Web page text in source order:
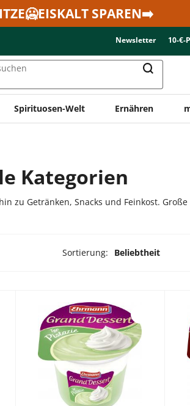
SPAREN➡️
Newsletter 10-€-
Spirituosen-Welt Ernähren
Kategorien
zu Getränken, Snacks und Feinkost.
Sortierung: Beliebtheit